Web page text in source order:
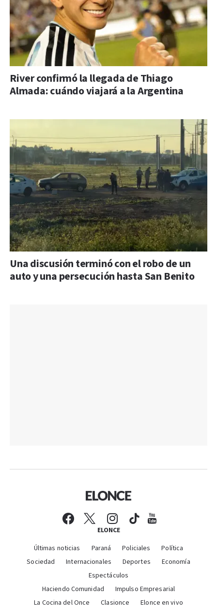
River confirmó la llegada de Thiago
Almada: cuándo viajará a la Argentina
Una discusión terminó con el robo de un
auto y una persecución hasta San Benito
ELONCE
Últimas noticias Paraná Policiales
Política
Sociedad
Internacionales Deportes
Economía
Espectáculos
Haciendo Comunidad
Impulso Empresarial
La Cocina del Once
Clasionce
Elonce en vivo